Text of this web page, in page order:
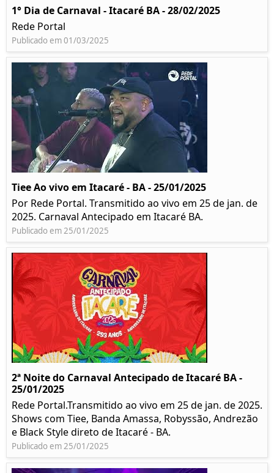
1° Dia de Carnaval - Itacaré BA - 28/02/2025
Rede Portal
Publicado em 01/03/2025
Tiee Ao vivo em Itacaré - BA - 25/01/2025
Por Rede Portal. Transmitido ao vivo em 25 de jan. de
2025. Carnaval Antecipado em Itacaré BA.
Publicado em 25/01/2025
2ª Noite do Carnaval Antecipado de Itacaré BA -
25/01/2025
Rede Portal.Transmitido ao vivo em 25 de jan. de 2025.
Shows com Tiee, Banda Amassa, Robyssão, Andrezão
e Black Style direto de Itacaré - BA.
Publicado em 25/01/2025